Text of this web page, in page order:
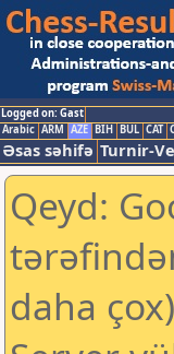
Logged on: Gast
Arabic ARM AZE BIH BUL CAT
Əsas səhifə Turnir-
Qeyd:
daha